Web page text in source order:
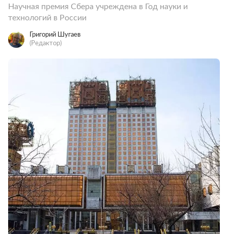
Научная премия Сбера учреждена в Год науки и
технологий в России
Григорий Шугаев
(Редактор)